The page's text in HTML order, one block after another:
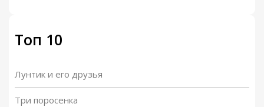
Топ 10
Лунтик и его друзья
Три поросенка